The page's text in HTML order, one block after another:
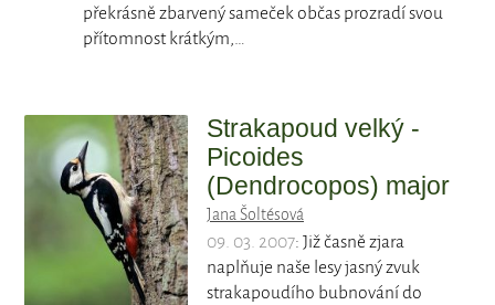
překrásně zbarvený sameček občas prozradí svou
přítomnost krátkým,…
Strakapoud velký -
Picoides
(Dendrocopos) major
Jana Šoltésová
09. 03. 2007: Již časně zjara
naplňuje naše lesy jasný zvuk
strakapoudího bubnování do